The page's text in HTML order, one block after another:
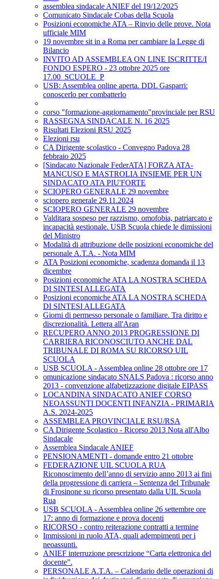
assemblea sindacale ANIEF del 19/12/2025
Comunicato Sindacale Cobas della Scuola
Posizioni economiche ATA – Rinvio delle prove. Nota
ufficiale MIM
19 novembre sit in a Roma per cambiare la Legge di
Bilancio
INVITO AD ASSEMBLEA ON LINE ISCRITTE/I
FONDO ESPERO - 23 ottobre 2025 ore
17.00_SCUOLE_P
USB: Assemblea online aperta. DDL Gasparri:
conoscerlo per combatterlo
corso "formazione-aggiornamento"provinciale per RSU
RASSEGNA SINDACALE N. 16 2025
Risultati Elezioni RSU 2025
Elezioni rsu
CA Dirigente scolastico - Convegno Padova 28
febbraio 2025
[Sindacato Nazionale FederATA] FORZA ATA-
MANCUSO E MASTROLIA INSIEME PER UN
SINDACATO ATA PIU'FORTE
SCIOPERO GENERALE 29 novembre
sciopero generale 29.11.2024
SCIOPERO GENERALE 29 novembre
Valditara sospeso per razzismo, omofobia, patriarcato e
incapacità gestionale. USB Scuola chiede le dimissioni
del Ministro
Modalità di attribuzione delle posizioni economiche del
personale A.T.A. - Nota MIM
ATA Posizioni economiche, scadenza domanda il 13
dicembre
Posizioni economiche ATA LA NOSTRA SCHEDA
DI SINTESI ALLEGATA
Posizioni economiche ATA LA NOSTRA SCHEDA
DI SINTESI ALLEGATA
Giorni di permesso personale o familiare. Tra diritto e
discrezionalità. Lettera all'Aran
RECUPERO ANNO 2013 PROGRESSIONE DI
CARRIERA RICONOSCIUTO ANCHE DAL
TRIBUNALE DI ROMA SU RICORSO UIL
SCUOLA
USB SCUOLA - Assemblea online 28 ottobre ore 17
omunicazione sindacato SNALS Padova : ricorso anno
2013 - convenzione alfabetizzazione digitale EIPASS
LOCANDINA SINDACATO ANIEF CORSO
NEOASSUNTI DOCENTI INFANZIA - PRIMARIA
A.S. 2024-2025
ASSEMBLEA PROVINCIALE RSU/RSA
CA Dirigente Scolastico - Ricorso 2013 Nota all'Albo
Sindacale
Assemblea Sindacale ANIEF
PENSIONAMENTI - domande entro 21 ottobre
FEDERAZIONE UIL SCUOLA RUA
Riconoscimento dell’anno di servizio anno 2013 ai fini
della progressione di carriera – Sentenza del Tribunale
di Frosinone su ricorso presentato dalla UIL Scuola
Rua
USB SCUOLA - Assemblea online 26 settembre ore
17: anno di formazione e prova docenti
RICORSO - contro reiterazione contratti a termine
Immissioni in ruolo ATA, quali adempimenti per i
neoassunti.
ANIEF interruzione prescrizione “Carta elettronica del
docente”.
PERSONALE A.T.A. – Calendario delle operazioni di